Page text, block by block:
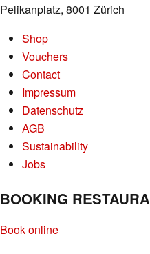
Pelikanplatz, 8001 Zürich
Shop
Vouchers
Contact
Impressum
Datenschutz
AGB
Sustainability
Jobs
BOOKING
Book online